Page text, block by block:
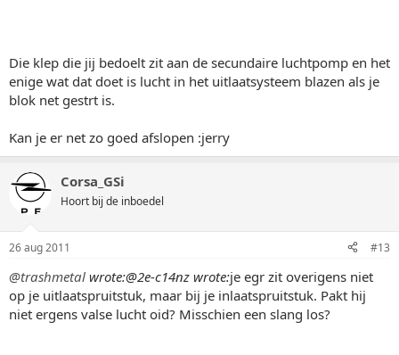
Die klep die jij bedoelt zit aan de secundaire luchtpomp en het
enige wat dat doet is lucht in het uitlaatsysteem blazen als je
blok net gestrt is.
Kan je er net zo goed afslopen :jerry
Corsa_GSi
Hoort bij de inboedel
26 aug 2011 #13
@trashmetal wrote:@2e-c14nz wrote:je egr zit overigens niet
op je uitlaatspruitstuk, maar bij je inlaatspruitstuk. Pakt hij
niet ergens valse lucht oid? Misschien een slang los?